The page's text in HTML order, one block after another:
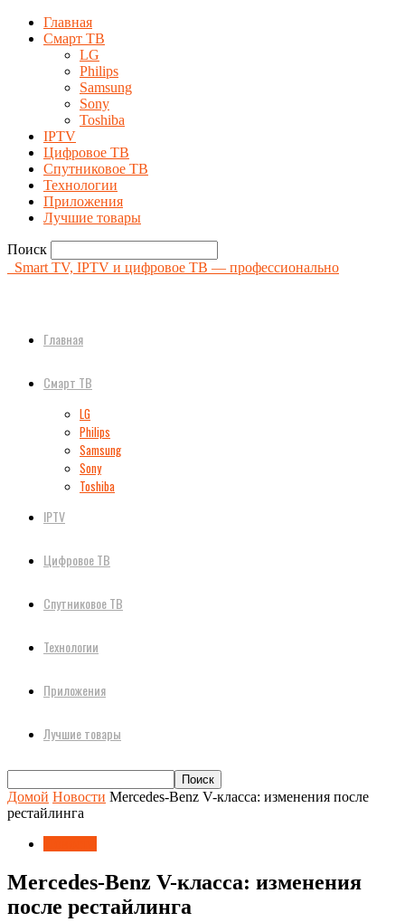
Главная
Смарт ТВ
LG
Philips
Samsung
Sony
Toshiba
IPTV
Цифровое ТВ
Спутниковое ТВ
Технологии
Приложения
Лучшие товары
Поиск
Smart TV, IPTV и цифровое ТВ — профессионально
Главная
Смарт ТВ
LG
Philips
Samsung
Sony
Toshiba
IPTV
Цифровое ТВ
Спутниковое ТВ
Технологии
Приложения
Лучшие товары
Домой Новости Mercedes-Benz V-класса: изменения после
рестайлинга
Mercedes-Benz V-класса: изменения
после рестайлинга